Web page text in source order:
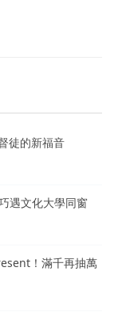
徒的新福音
遇文化大學同窗
！滿千再抽萬